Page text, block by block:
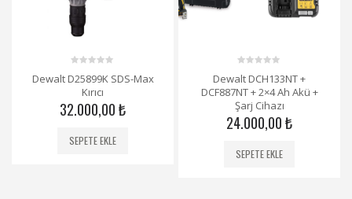
out
Dewalt D25899K SDS-Max
Kırıcı
32.000,00₺
SEPETE EKLE
out
of
5
Dewalt DCH133NT +
DCF887NT + 2×4 Ah Akü +
Şarj Cihazı
24.000,00₺
SEPETE EKLE